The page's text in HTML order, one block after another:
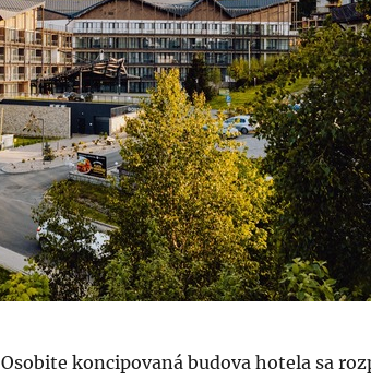
Osobite koncipovaná budova hotela sa